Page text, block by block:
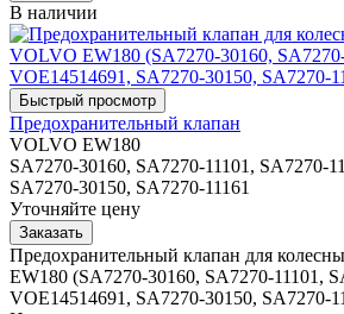
В наличии
Предохранительный клапан
VOLVO EW180
SA7270-30160, SA7270-11101, SA7270-
SA7270-30150, SA7270-11161
Уточняйте цену
Предохранительный клапан для
EW180 (SA7270-30160, SA7270-11101,
VOE14514691, SA7270-30150, SA7270-